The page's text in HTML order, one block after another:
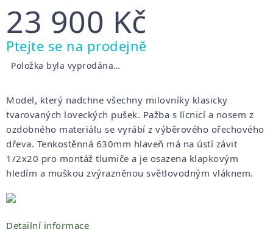
23 900 Kč
Měrná
cena:
Ptejte se na prodejně
Položka byla vyprodána…
Model, který nadchne všechny milovníky klasicky
tvarovaných loveckých pušek. Pažba s lícnicí a nosem z
ozdobného materiálu se vyrábí z výběrového ořechového
dřeva. Tenkostěnná 630mm hlaveň má na ústí závit
1/2x20 pro montáž tlumiče a je osazena klapkovým
hledím a muškou zvýrazněnou světlovodným vláknem.
Detailní informace